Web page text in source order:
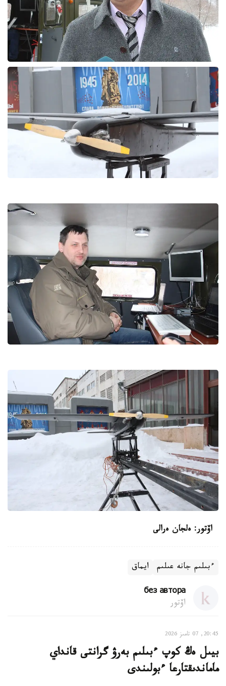
اۆتور: ەلجان ەرالى
ءبىلىم جانە عىلىم ايماق
без автора
اۆتور
20:45, 07 تامىز 2026
بيىل ەڭ كوپ ءبىلىم بەرۋ گرانتى قانداي
ماماندىقتارعا ءبولىندى